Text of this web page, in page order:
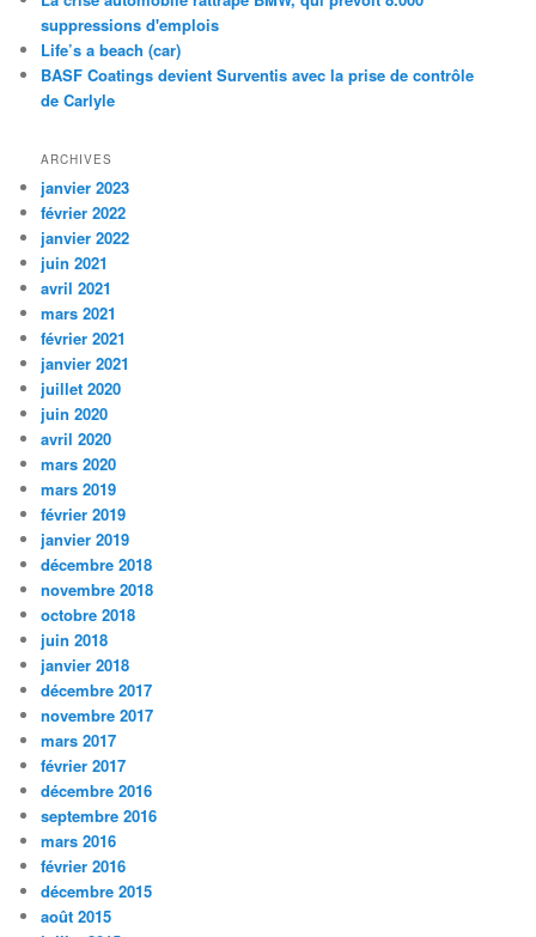
suppressions d'emplois
Life’s a beach (car)
BASF Coatings devient Surventis avec la prise de contrôle
de Carlyle
ARCHIVES
janvier 2023
février 2022
janvier 2022
juin 2021
avril 2021
mars 2021
février 2021
janvier 2021
juillet 2020
juin 2020
avril 2020
mars 2020
mars 2019
février 2019
janvier 2019
décembre 2018
novembre 2018
octobre 2018
juin 2018
janvier 2018
décembre 2017
novembre 2017
mars 2017
février 2017
décembre 2016
septembre 2016
mars 2016
février 2016
décembre 2015
août 2015